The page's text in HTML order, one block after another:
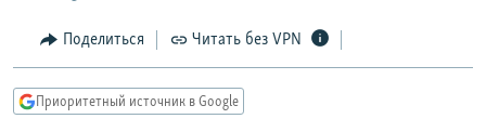
Вернутся
КУЛЬТУРА
КАВКАЗ.РЕАЛИИ
Поделиться Читать без VPN
Приоритетный источник в Google